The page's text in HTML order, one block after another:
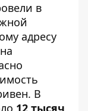
в
адресу
В